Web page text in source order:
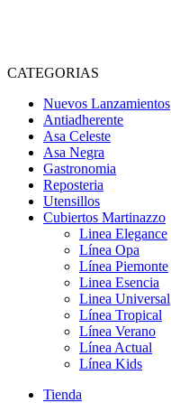
CATEGORIAS
Nuevos Lanzamientos
Antiadherente
Asa Celeste
Asa Negra
Gastronomia
Reposteria
Utensillos
Cubiertos Martinazzo
Linea Elegance
Línea Opa
Línea Piemonte
Linea Esencia
Linea Universal
Línea Tropical
Línea Verano
Línea Actual
Línea Kids
Tienda